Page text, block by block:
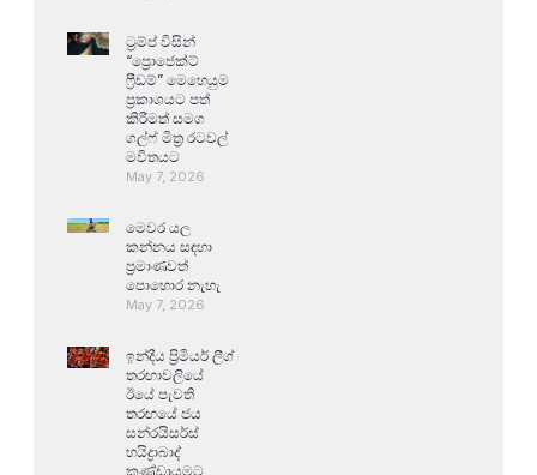
ට්‍රම්ප් විසින්
“ප්‍රොජෙක්ට්
ෆ්‍රීඩම්” මෙහෙයුම
ප්‍රකාශයට පත්
කිරීමත් සමග
ගල්ෆ් මිත්‍ර රටවල්
මවිතයට
May 7, 2026
මෙවර යල
කන්නය සඳහා
ප්‍රමාණවත්
පොහොර නැහැ
May 7, 2026
ඉන්දීය ප්‍රිමියර් ලීග්
තරඟාවලියේ
ඊයේ පැවති
තරඟයේ ජය
සන්රයිසර්ස්
හයිද්‍රාබාද්
කණ්ඩායමට